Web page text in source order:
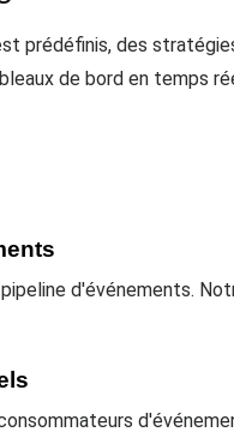
prédéfinis, des
de bord en temps
d'événements.